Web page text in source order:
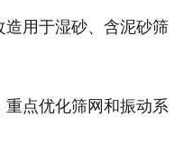
用于湿砂、含泥砂筛
点优化筛网和振动系